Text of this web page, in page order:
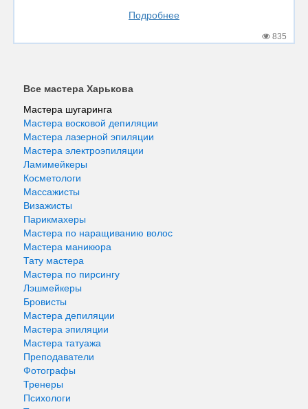
Подробнее
835
Все мастера Харькова
Мастера шугаринга
Мастера восковой депиляции
Мастера лазерной эпиляции
Мастера электроэпиляции
Ламимейкеры
Косметологи
Массажисты
Визажисты
Парикмахеры
Мастера по наращиванию волос
Мастера маникюра
Тату мастера
Мастера по пирсингу
Лэшмейкеры
Бровисты
Мастера депиляции
Мастера эпиляции
Мастера татуажа
Преподаватели
Фотографы
Тренеры
Психологи